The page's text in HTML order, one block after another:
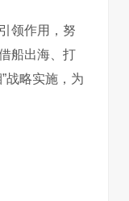
领作用，努
船出海、打
战略实施，为